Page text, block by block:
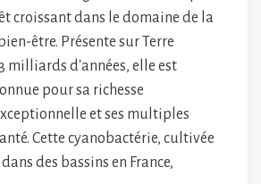
croissant dans le domaine de la
être. Présente sur Terre
milliards d'années, elle est
pour sa richesse
et ses multiples
Cette cyanobactérie, cultivée
des bassins en France,